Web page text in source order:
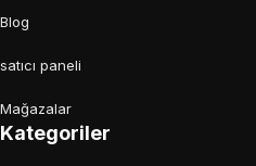
Blog
satıcı paneli
Mağazalar
Kategoriler